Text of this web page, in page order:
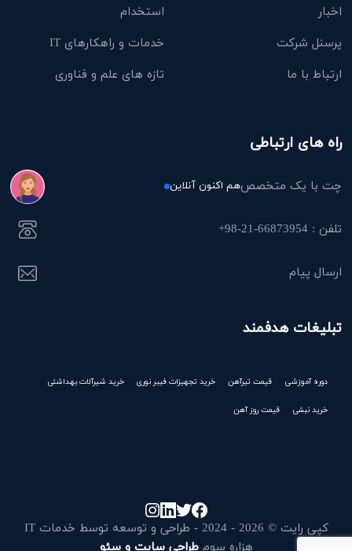
اخبار
استخدام
پرسنل شرکت
خدمات و راهکارهای IT
ارتباط با ما
تازه های علم و فناوری
راه های ارتباطی
چت با یک متخصصهم اکنون آنلاین
تلفن : 66873954-21-98+
ارسال پیام
تبلیغات هدفمند
دوره آموزشی قیمت تیرآهن خرید تجهیزات فیبر نوری خرید شیرآلات بهداشتی
خرید نبشی قیمت روز آهن
کپی رایت © 2026 - 2024 - طراحی و توسعه توسط خدمات IT
هزاره سومطراحی سایت و سئو